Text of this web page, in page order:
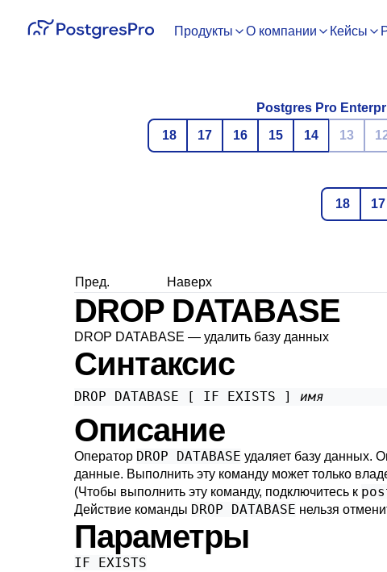
Продукты О компании Кейсы
Postgres Pro
18
17 16 15 14 13
18
17
Пред.
Наверх
DROP DATABASE
DROP DATABASE — удалить базу данных
Синтаксис
DROP DATABASE [ IF EXISTS ] имя
Описание
Оператор DROP DATABASE удаляет базу данных.
данные. Выполнить эту команду может только
(Чтобы выполнить эту команду, подключитесь к
Действие команды DROP DATABASE нельзя
Параметры
IF EXISTS